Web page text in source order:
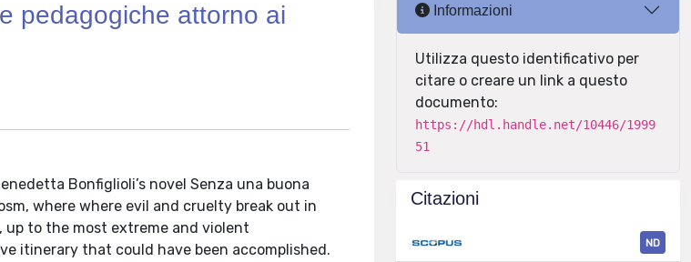
pedagogiche attorno ai
Bonfiglioli’s novel Senza una buona
where where evil and cruelty break out in
to the most extreme and violent
itinerary that could have been accomplished.
Informazioni
Utilizza questo identificativo per
citare o creare un link a questo
documento:
https://hdl.handle.net/10446/1999
51
Citazioni
ND